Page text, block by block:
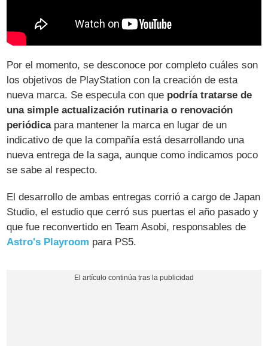
Por el momento, se desconoce por completo cuáles son
los objetivos de PlayStation con la creación de esta
nueva marca. Se especula con que podría tratarse de
una simple actualización rutinaria o renovación
periódicapara mantener la marca en lugar de un
indicativo de que la compañía está desarrollando una
nueva entrega de la saga, aunque como indicamos poco
se sabe al respecto.
El desarrollo de ambas entregas corrió a cargo de Japan
Studio, el estudio que cerró sus puertas el año pasado y
que fue reconvertido en Team Asobi, responsables de
Astro's Playroom para PS5.